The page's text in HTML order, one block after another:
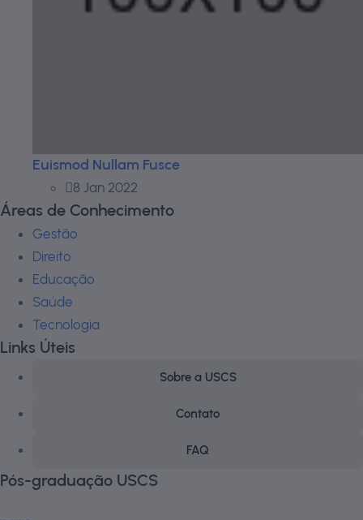
Euismod Nullam Fusce
8 Jan 2022
Áreas de Conhecimento
Gestão
Direito
Educação
Saúde
Tecnologia
Links Úteis
Sobre a USCS
Contato
FAQ
Pós-graduação USCS